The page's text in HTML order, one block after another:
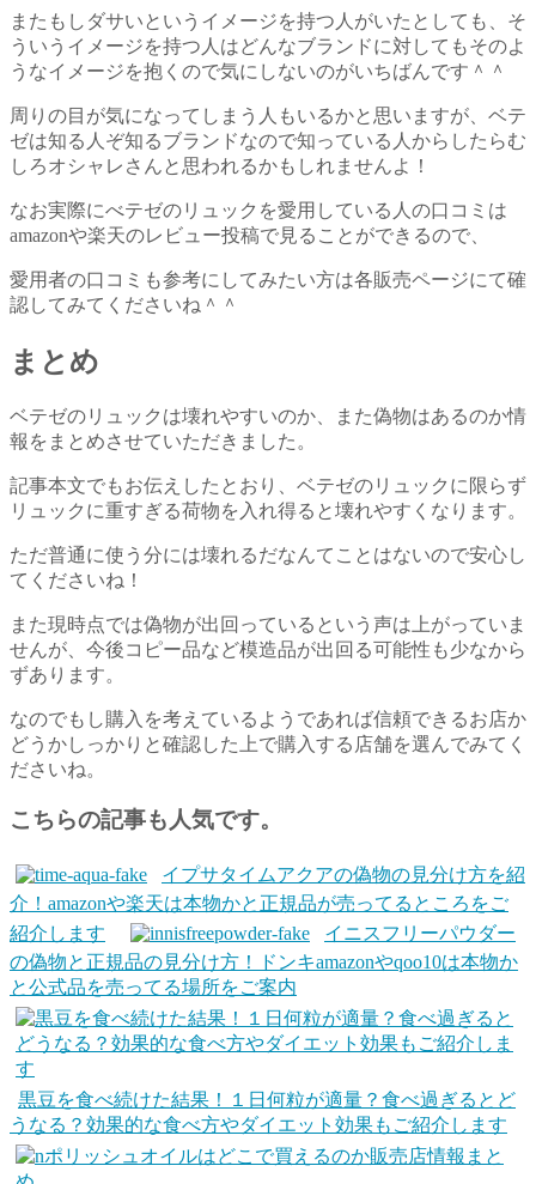
またもしダサいというイメージを持つ人がいたとしても、そ
ういうイメージを持つ人はどんなブランドに対してもそのよ
うなイメージを抱くので気にしないのがいちばんです＾＾
周りの目が気になってしまう人もいるかと思いますが、ベテ
ゼは知る人ぞ知るブランドなので知っている人からしたらむ
しろオシャレさんと思われるかもしれませんよ！
なお実際にべテゼのリュックを愛用している人の口コミは
amazonや楽天のレビュー投稿で見ることができるので、
愛用者の口コミも参考にしてみたい方は各販売ページにて確
認してみてくださいね＾＾
まとめ
ベテゼのリュックは壊れやすいのか、また偽物はあるのか情
報をまとめさせていただきました。
記事本文でもお伝えしたとおり、ベテゼのリュックに限らず
リュックに重すぎる荷物を入れ得ると壊れやすくなります。
ただ普通に使う分には壊れるだなんてことはないので安心し
てくださいね！
また現時点では偽物が出回っているという声は上がっていま
せんが、今後コピー品など模造品が出回る可能性も少なから
ずあります。
なのでもし購入を考えているようであれば信頼できるお店か
どうかしっかりと確認した上で購入する店舗を選んでみてく
ださいね。
こちらの記事も人気です。
イプサタイムアクアの偽物の見分け方を紹
介！amazonや楽天は本物かと正規品が売ってるところをご
紹介します
イニスフリーパウダー
の偽物と正規品の見分け方！ドンキamazonやqoo10は本物か
と公式品を売ってる場所をご案内
黒豆を食べ続けた結果！１日何粒が適量？食べ過ぎるとど
うなる？効果的な食べ方やダイエット効果もご紹介します